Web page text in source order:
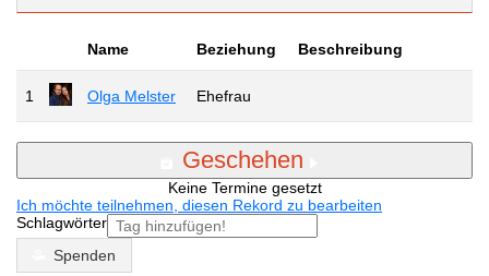
Name Beziehung Beschreibung
1 Olga Melster Ehefrau
Geschehen
Keine Termine gesetzt
Ich möchte teilnehmen, diesen Rekord zu bearbeiten
Schlagwörter
Spenden